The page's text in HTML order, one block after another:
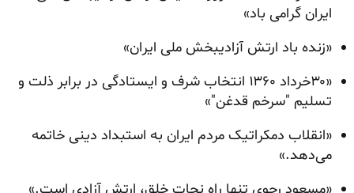
ایران گرامی باد»
«زنده باد ارتش آزادیبخش ملی ایران»
«۳۰خرداد ۱۳۶۰ انتخاب شرف و ایستادگی در برابر ذلت و
تسلیم "سرخم قدغن"»
«انقلاب دمکراتیک مردم ایران به استبداد دینی خاتمه
می‌دهد.»